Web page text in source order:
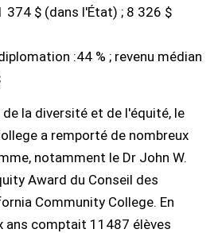
374 $ (dans l'État) ; 8 326 $
:44 % ; revenu médian
de la diversité et de l'équité, le
a remporté de nombreux
notamment le Dr John W.
Award du Conseil des
Community College. En
ans comptait 11487 élèves